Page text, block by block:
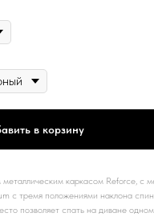
в корзину
каркасом Reforce, с
с тремя положениями наклона
позволяет спать на диване